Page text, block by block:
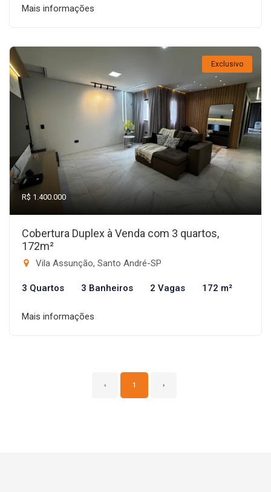
Mais informações
Exclusivo
R$ 1.400.000
Cobertura Duplex à Venda com 3 quartos,
172m²
Vila Assunção, Santo André-SP
3 Quartos 3 Banheiros 2 Vagas 172 m²
Mais informações
‹ 1 ›